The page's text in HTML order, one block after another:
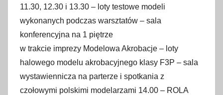
11.30, 12.30 i 13.30 – loty testowe modeli
wykonanych podczas warsztatów – sala
konferencyjna na 1 piętrze
w trakcie imprezy Modelowa Akrobacje – loty
halowego modelu akrobacyjnego klasy F3P – sala
wystawiennicza na parterze i spotkania z
czołowymi polskimi modelarzami 14.00 – ROLA